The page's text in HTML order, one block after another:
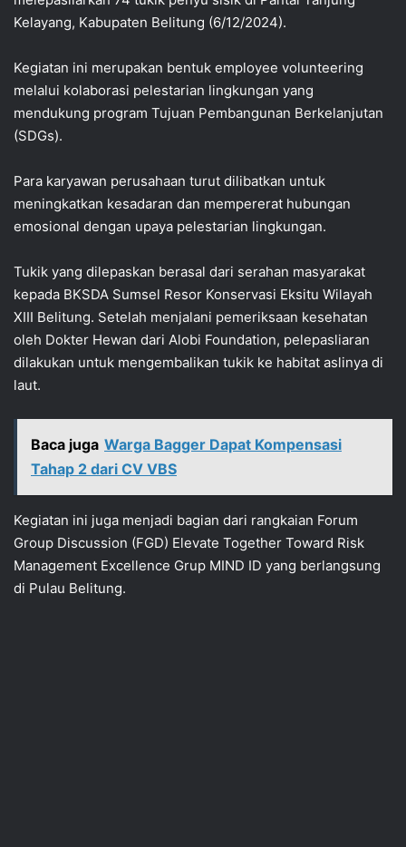
Kelayang, Kabupaten Belitung (6/12/2024).
Kegiatan ini merupakan bentuk employee volunteering
melalui kolaborasi pelestarian lingkungan yang
mendukung program Tujuan Pembangunan Berkelanjutan
(SDGs).
Para karyawan perusahaan turut dilibatkan untuk
meningkatkan kesadaran dan mempererat hubungan
emosional dengan upaya pelestarian lingkungan.
Tukik yang dilepaskan berasal dari serahan masyarakat
kepada BKSDA Sumsel Resor Konservasi Eksitu Wilayah
XIII Belitung. Setelah menjalani pemeriksaan kesehatan
oleh Dokter Hewan dari Alobi Foundation, pelepasliaran
dilakukan untuk mengembalikan tukik ke habitat aslinya di
laut.
Baca juga Warga Bagger Dapat Kompensasi
Tahap 2 dari CV VBS
Kegiatan ini juga menjadi bagian dari rangkaian Forum
Group Discussion (FGD) Elevate Together Toward Risk
Management Excellence Grup MIND ID yang berlangsung
di Pulau Belitung.